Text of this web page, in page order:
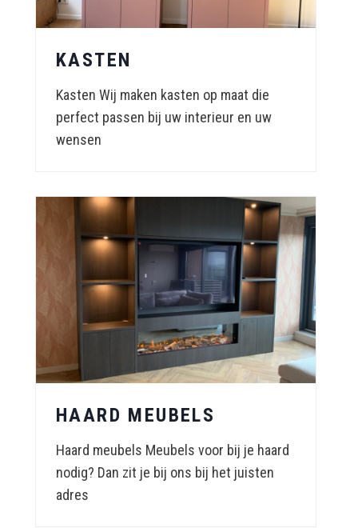
KASTEN
Kasten Wij maken kasten op maat die
perfect passen bij uw interieur en uw
wensen
HAARD MEUBELS
Haard meubels Meubels voor bij je haard
nodig? Dan zit je bij ons bij het juisten
adres